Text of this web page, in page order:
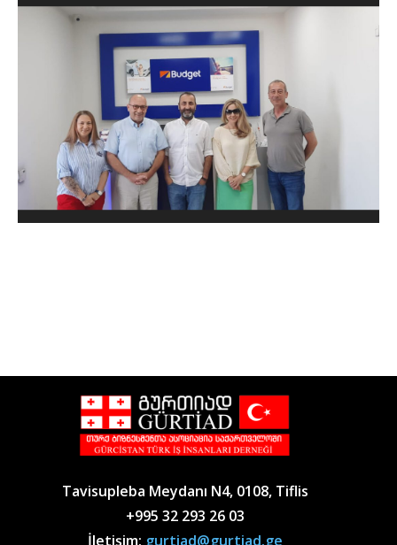
Tavisupleba Meydanı N4, 0108, Tiflis
+995 32 293 26 03
İletişim: gurtiad@gurtiad.ge